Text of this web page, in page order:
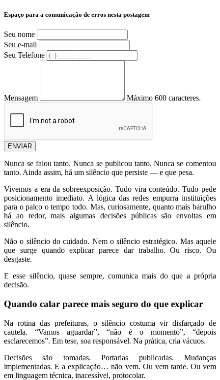
Espaço para a comunicação de erros nesta postagem
Seu nome
Seu e-mail
Seu Telefone
Mensagem Máximo 600 caracteres.
ENVIAR
Nunca se falou tanto. Nunca se publicou tanto. Nunca se comentou
tanto. Ainda assim, há um silêncio que persiste — e que pesa.
Vivemos a era da sobreexposição. Tudo vira conteúdo. Tudo pede
posicionamento imediato. A lógica das redes empurra instituições
para o palco o tempo todo. Mas, curiosamente, quanto mais barulho
há ao redor, mais algumas decisões públicas são envoltas em
silêncio.
Não o silêncio do cuidado. Nem o silêncio estratégico. Mas aquele
que surge quando explicar parece dar trabalho. Ou risco. Ou
desgaste.
E esse silêncio, quase sempre, comunica mais do que a própria
decisão.
Quando calar parece mais seguro do que explicar
Na rotina das prefeituras, o silêncio costuma vir disfarçado de
cautela. “Vamos aguardar”, “não é o momento”, “depois
esclarecemos”. Em tese, soa responsável. Na prática, cria vácuos.
Decisões são tomadas. Portarias publicadas. Mudanças
implementadas. E a explicação… não vem. Ou vem tarde. Ou vem
em linguagem técnica, inacessível, protocolar.